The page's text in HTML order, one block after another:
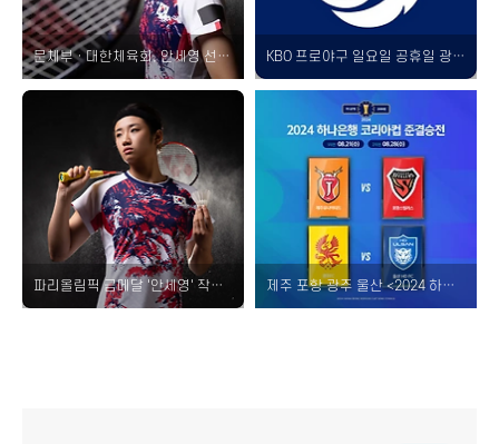
문체부 · 대한체육회, 안세영 선수 발언 관련 대한배드민턴협회 조사 감사 경위 파악 예정 [내용 정리 회장 인터뷰 보도자료] KBO 프로야구 일요일 공휴일 광복절 변경된 경기 시간은? [티켓 입장권 고척 염경엽 감독 6시]
파리올림픽 금메달 '안세영' 작심 발언 인터뷰 대한배드민턴협회 논란 총정리 [대표팀 은퇴 선수 자격 박탈 법적 다툼 트레이너] 제주 포항 광주 울산 <2024 하나은행 코리아컵 준결승> 4강 경기 일정 시간 대진 중계 추첨 결과 총정리!